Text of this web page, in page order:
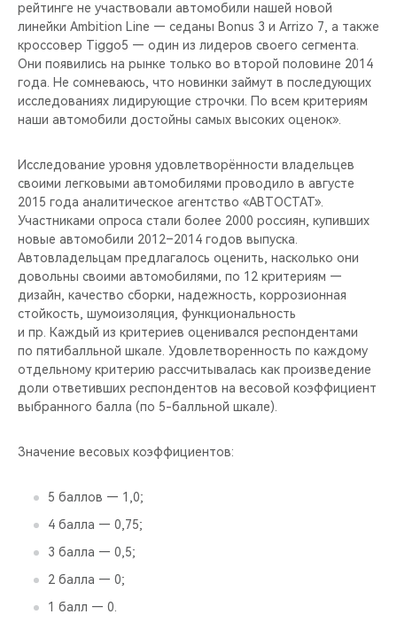
рейтинге не участвовали автомобили нашей новой
линейки Ambition Line — седаны Bonus 3 и Arrizo 7, а также
кроссовер Tiggo5 — один из лидеров своего сегмента.
Они появились на рынке только во второй половине 2014
года. Не сомневаюсь, что новинки займут в последующих
исследованиях лидирующие строчки. По всем критериям
наши автомобили достойны самых высоких оценок».
Исследование уровня удовлетворённости владельцев
своими легковыми автомобилями проводило в августе
2015 года аналитическое агентство «АВТОСТАТ».
Участниками опроса стали более 2000 россиян, купивших
новые автомобили 2012–2014 годов выпуска.
Автовладельцам предлагалось оценить, насколько они
довольны своими автомобилями, по 12 критериям —
дизайн, качество сборки, надежность, коррозионная
стойкость, шумоизоляция, функциональность
и пр. Каждый из критериев оценивался респондентами
по пятибалльной шкале. Удовлетворенность по каждому
отдельному критерию рассчитывалась как произведение
доли ответивших респондентов на весовой коэффициент
выбранного балла (по 5-балльной шкале).
Значение весовых коэффициентов:
5 баллов — 1,0;
4 балла — 0,75;
3 балла — 0,5;
2 балла — 0;
1 балл — 0.